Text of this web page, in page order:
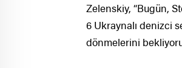
Zelenskiy, “Bugün,
6 Ukraynalı denizci
dönmelerini